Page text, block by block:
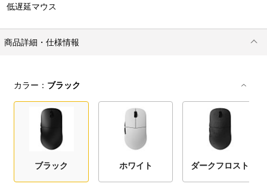
低遅延マウス
商品詳細・仕様情報
カラー： ブラック
ブラック ホワイト ダークフロスト